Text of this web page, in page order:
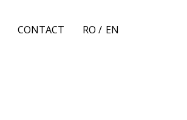
CONTACT RO / EN